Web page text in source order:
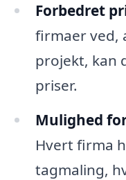
Forbedret
firmaer ved,
projekt, kan
priser.
Mulighed
Hvert firma
tagmaling,